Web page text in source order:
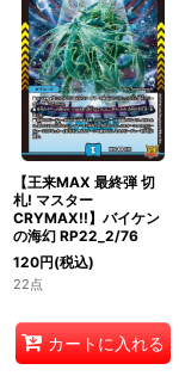
【王来MAX 最終弾 切
札! マスター
CRYMAX!!】バイケン
の海幻 RP22_2/76
120円(税込)
22点
カートに入れる